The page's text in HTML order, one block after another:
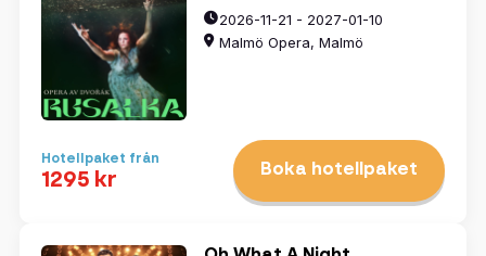
2026-11-21 - 2027-01-10
Malmö Opera, Malmö
Hotellpaket från
1295 kr Boka hotellpaket